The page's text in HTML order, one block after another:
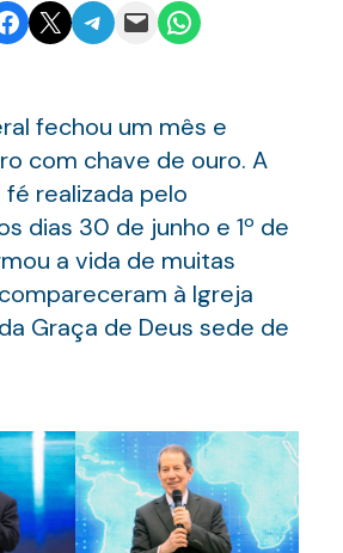
on Facebook
Email this PageShare on Telegram
Email this PageShare on WhatsApp
fechou um mês e
com chave de ouro. A
realizada pelo
dias 30 de junho e 1º de
a vida de muitas
à Igreja
Graça de Deus sede de